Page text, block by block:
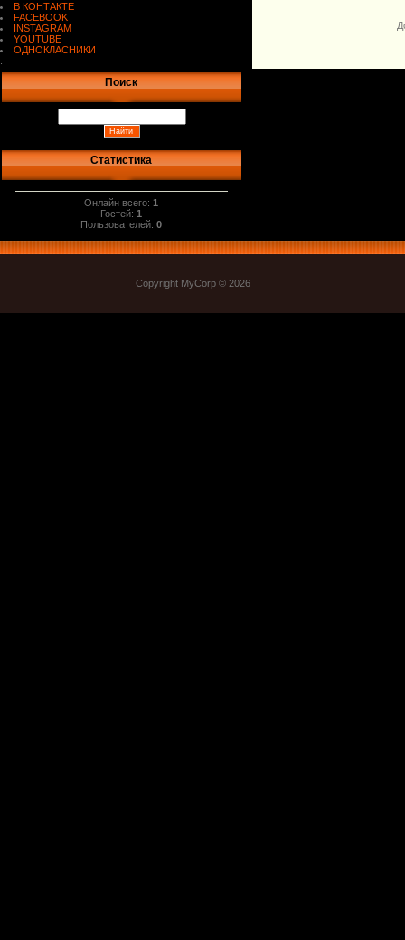
В КОНТАКТЕ
FACEBOOK
INSTAGRAM
YOUTUBE
ОДНОКЛАСНИКИ
Поиск
Статистика
Онлайн всего:1
Гостей:1
Пользователей:0
Copyright MyCorp © 2026